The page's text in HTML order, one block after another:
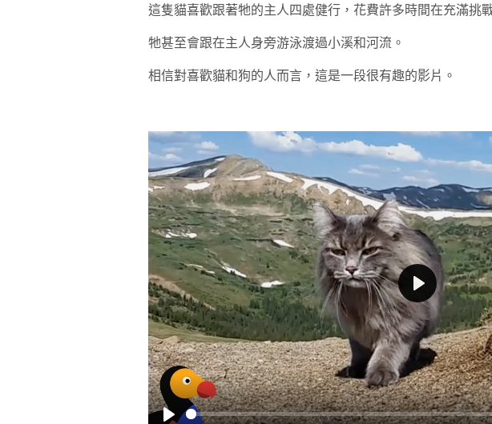
這隻貓喜歡跟著牠的主人四處健行，花費許多時間在充滿挑
牠甚至會跟在主人身旁游泳渡過小溪和河流。
相信對喜歡貓和狗的人而言，這是一段很有趣的影片。
Play